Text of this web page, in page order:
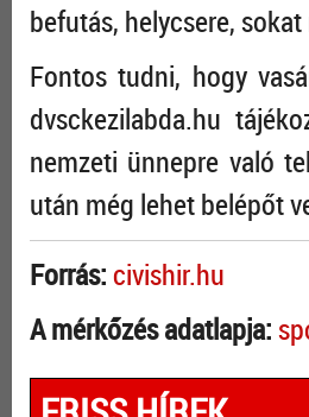
befutás, helycsere,
Fontos tudni, hogy
dvsckezilabda.hu
nemzeti ünnepre való
után még lehet belépőt
Forrás:civishir.hu
A mérkőzés adatlapja: